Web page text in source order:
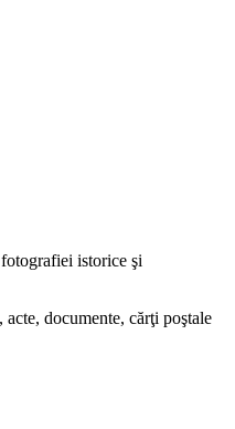
istorice şi
documente, cărţi poştale